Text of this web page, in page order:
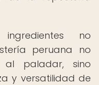
no
peruana no
al paladar, sino
y versatilidad de